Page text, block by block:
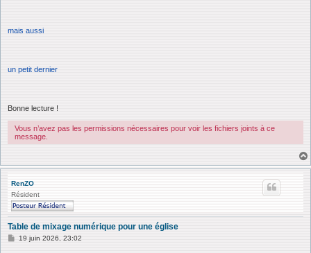
mais aussi
un petit dernier
Bonne lecture !
Vous n’avez pas les permissions nécessaires pour voir les fichiers joints à ce
message.
RenZO
Résident
Table de mixage numérique pour une église
M
19 juin 2026, 23:02